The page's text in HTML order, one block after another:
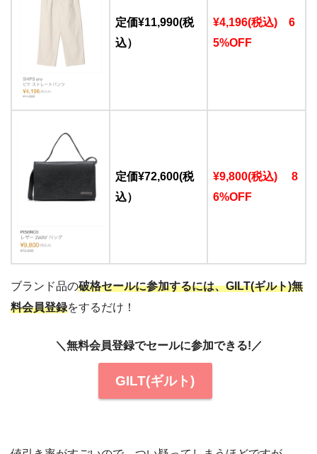
定価¥11,990(税
込）
¥4,196(税込) 6
5%OFF
定価¥72,600(税
込）
¥9,800(税込) 8
6%OFF
ブランド品の破格セールに参加するには、GILT(ギルト)無
料会員登録をするだけ！
＼無料会員登録でセールに参加できる!／
GILT(ギルト)